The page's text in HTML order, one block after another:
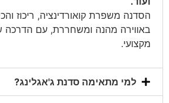
הסדנה משפרת קואורדינציה, ריכוז
באווירה מהנה ומשחררת, עם הדרכה
מקצועי.
למי מתאימה סדנת ג'אגלינג?